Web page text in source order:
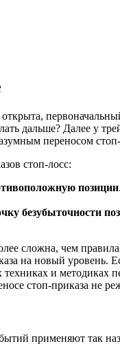
дальше? Далее у
переносом
стоп-лосс:
позиции
безубыточности
сложна, чем
на новый уровень.
техниках и
стоп-приказа не
применяют так